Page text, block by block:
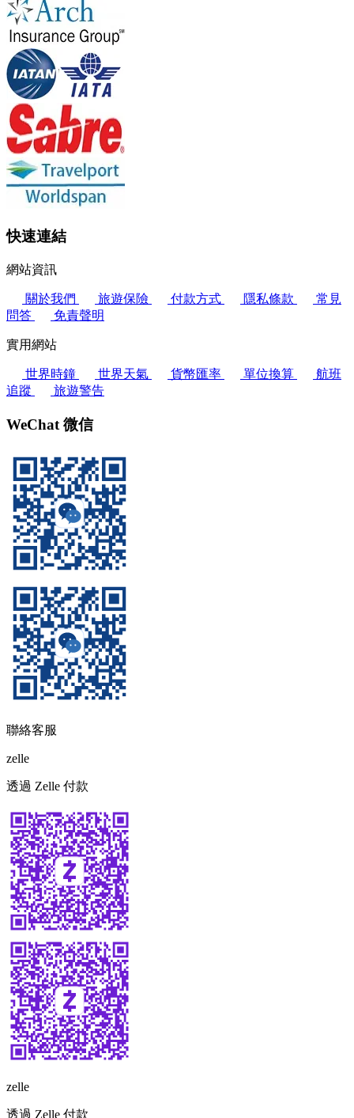
快速連結
網站資訊
關於我們 旅遊保險 付款方式 隱私條款
常見
問答
免責聲明
實用網站
世界時鐘 世界天氣 貨幣匯率 單位換算
航班
追蹤
旅遊警告
WeChat 微信
聯絡客服
zelle
透過 Zelle 付款
zelle
透過 Zelle 付款